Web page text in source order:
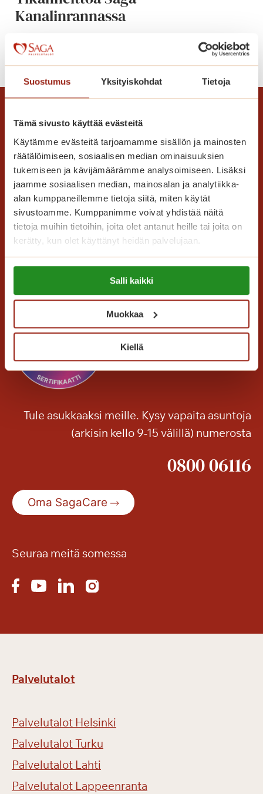
Suostumus Yksityiskohdat Tietoja
Tämä sivusto käyttää evästeitä
Käytämme evästeitä tarjoamamme sisällön ja mainosten
räätälöimiseen, sosiaalisen median ominaisuuksien
tukemiseen ja kävijämäärämme analysoimiseen. Lisäksi
jaamme sosiaalisen median, mainosalan ja analytiikka-
alan kumppaneillemme tietoja siitä, miten käytät
sivustoamme. Kumppanimme voivat yhdistää näitä
tietoja muihin tietoihin, joita olet antanut heille tai joita on
kerätty, kun olet käyttänyt heidän palvelujaan.
Lue lisää evästeistä:
https://sagacare.fi/evasteet/
Salli kaikki
Muokkaa
Kiellä
a
a
s
s
a
Kanalinrannassa
Lue lisää
i
a
e
i
t
t
o
a
S
a
g
a
a
i
n
n
n
s
Saga Care Finland Oy
Mannerheimintie 164 PL 11
00301 Helsinki
Kaikki yhteystiedot
Tule asukkaaksi meille. Kysy vapaita asuntoja
(arkisin kello 9-15 välillä) numerosta
0800 06116
Oma SagaCare
Seuraa meitä somessa
Palvelutalot
Palvelutalot Helsinki
Palvelutalot Turku
Palvelutalot Lahti
Palvelutalot Lappeenranta